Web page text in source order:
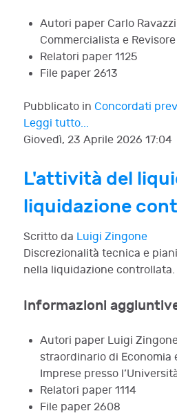
Autori paper Carlo
Commercialista e
Relatori paper 1125
File paper 2613
Pubblicato in Concordati
Leggi tutto...
Giovedì, 23 Aprile 2026 17:04
L'attività del
liquidazione
Scritto da Luigi Zingone
Discrezionalità tecnica e
nella liquidazione controllata.
Informazioni
Autori paper Luigi
straordinario di Economia
Imprese presso
Relatori paper 1114
File paper 2608